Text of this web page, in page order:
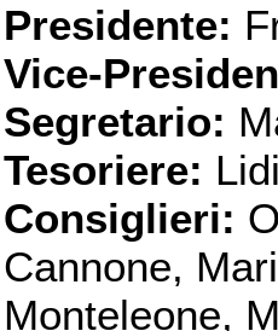
Presidente:
Vice-
Segretario:
Tesoriere:
Consiglieri:
Cannone,
Monteleone,